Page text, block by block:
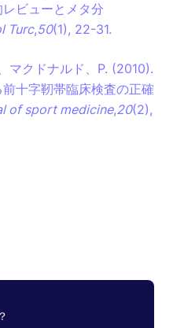
ビューとメタ分
Turc,50(1), 22-31.
マクドナルド、P. (2010).
十字靭帯臨床検査の正確
of sport medicine,20(2),